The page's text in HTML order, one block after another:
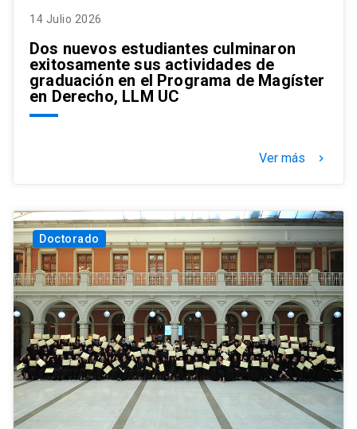
14 Julio 2026
Dos nuevos estudiantes culminaron
exitosamente sus actividades de
graduación en el Programa de Magíster
en Derecho, LLM UC
Ver más keyboard_arrow_right
Doctorado